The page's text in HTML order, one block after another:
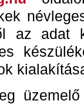
az adat